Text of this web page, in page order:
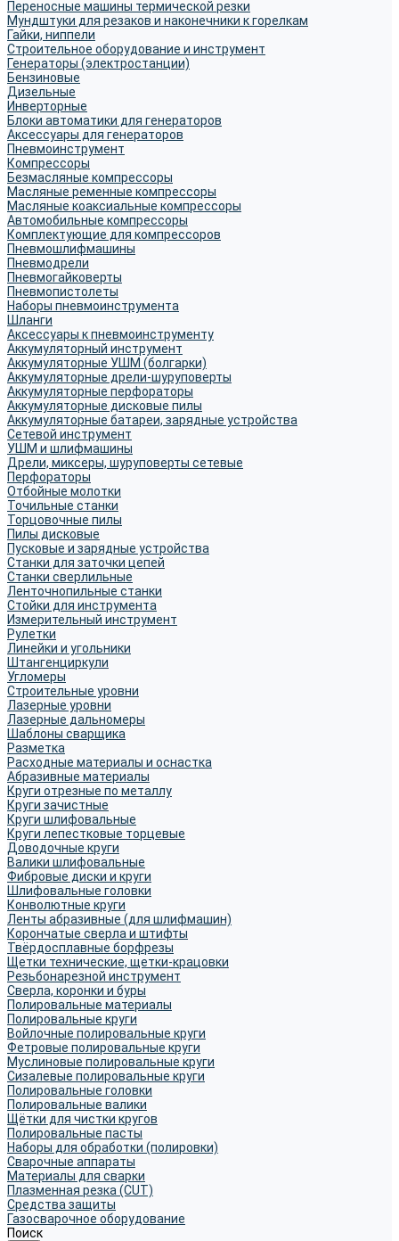
Переносные машины термической резки
Мундштуки для резаков и наконечники к горелкам
Гайки, ниппели
Строительное оборудование и инструмент
Генераторы (электростанции)
Бензиновые
Дизельные
Инверторные
Блоки автоматики для генераторов
Аксессуары для генераторов
Пневмоинструмент
Компрессоры
Безмасляные компрессоры
Масляные ременные компрессоры
Масляные коаксиальные компрессоры
Автомобильные компрессоры
Комплектующие для компрессоров
Пневмошлифмашины
Пневмодрели
Пневмогайковерты
Пневмопистолеты
Наборы пневмоинструмента
Шланги
Аксессуары к пневмоинструменту
Аккумуляторный инструмент
Аккумуляторные УШМ (болгарки)
Аккумуляторные дрели-шуруповерты
Аккумуляторные перфораторы
Аккумуляторные дисковые пилы
Аккумуляторные батареи, зарядные устройства
Сетевой инструмент
УШМ и шлифмашины
Дрели, миксеры, шуруповерты сетевые
Перфораторы
Отбойные молотки
Точильные станки
Торцовочные пилы
Пилы дисковые
Пусковые и зарядные устройства
Станки для заточки цепей
Станки сверлильные
Ленточнопильные станки
Стойки для инструмента
Измерительный инструмент
Рулетки
Линейки и угольники
Штангенциркули
Угломеры
Строительные уровни
Лазерные уровни
Лазерные дальномеры
Шаблоны сварщика
Разметка
Расходные материалы и оснастка
Абразивные материалы
Круги отрезные по металлу
Круги зачистные
Круги шлифовальные
Круги лепестковые торцевые
Доводочные круги
Валики шлифовальные
Фибровые диски и круги
Шлифовальные головки
Конволютные круги
Ленты абразивные (для шлифмашин)
Корончатые сверла и штифты
Твёрдосплавные борфрезы
Щетки технические, щетки-крацовки
Резьбонарезной инструмент
Сверла, коронки и буры
Полировальные материалы
Полировальные круги
Войлочные полировальные круги
Фетровые полировальные круги
Муслиновые полировальные круги
Cизалевые полировальные круги
Полировальные головки
Полировальные валики
Щётки для чистки кругов
Полировальные пасты
Наборы для обработки (полировки)
Сварочные аппараты
Материалы для сварки
Плазменная резка (CUT)
Средства защиты
Газосварочное оборудование
Поиск